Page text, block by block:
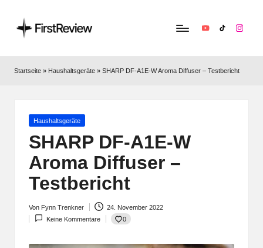
ir
Alles
Apple,
Smart‑Home,
Kopfhörern
YouTubeTikTok
Startseite » Haushaltsgeräte » SHARP DF-A1E-W Aroma Diffuser – Testbericht
Posted
Haushaltsgeräte
SHARP DF-A1E-W
Aroma Diffuser –
Testbericht
Posted
by
Von Fynn Trenkner
24. November 2022
Keine Kommentare
0